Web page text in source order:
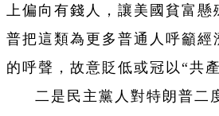
上偏向有錢人，讓美國貧富懸
普把這類為更多普通人呼籲經
的呼聲，故意貶低或冠以“共產
二是民主黨人對特朗普二